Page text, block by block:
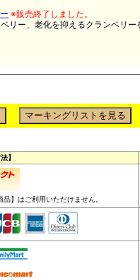
※販売終了しました。
リー、老化を抑えるクランベリ
】
】はご利用いただけません。